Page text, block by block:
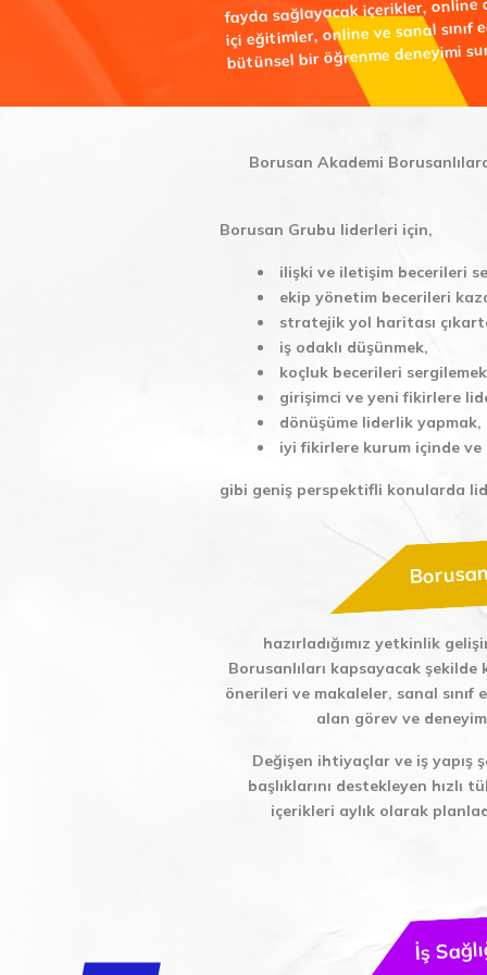
fayda sağlayacak içerikler, online
içi eğitimler, online ve sanal sınıf
bütünsel bir öğrenme deneyimi
Borusan Akademi
Borusan Grubu liderleri için,
ilişki ve iletişim becerileri
ekip yönetim becerileri
stratejik yol haritası
iş odaklı düşünmek,
koçluk becerileri
girişimci ve yeni fikirlere
dönüşüme liderlik yapmak,
iyi fikirlere kurum içinde ve
gibi geniş perspektifli konularda
hazırladığımız yetkinlik
Borusanlıları kapsayacak
önerileri ve makaleler, sanal
alan görev ve
Değişen ihtiyaçlar ve iş yapış
başlıklarını destekleyen
içerikleri aylık olarak
İş